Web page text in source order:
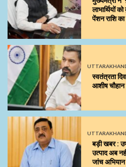
लाभार्थियों
पेंशन राशि
स्वतंत्रता
आशीष चौहान
बड़ी खबर :
उत्पाद अब
जांच अभियान